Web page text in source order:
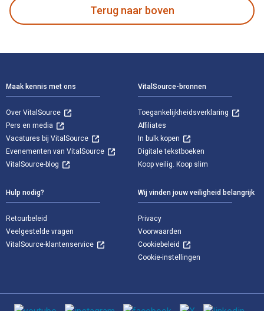
Terug naar boven
Maak kennis met ons
Over VitalSource
Pers en media
Vacatures bij VitalSource
Evenementen van VitalSource
VitalSource-blog
VitalSource-bronnen
Toegankelijkheidsverklaring
Affiliates
In bulk kopen
Digitale tekstboeken
Koop veilig. Koop slim
Hulp nodig?
Retourbeleid
Veelgestelde vragen
VitalSource-klantenservice
Wij vinden jouw veiligheid belangrijk
Privacy
Voorwaarden
Cookiebeleid
Cookie-instellingen